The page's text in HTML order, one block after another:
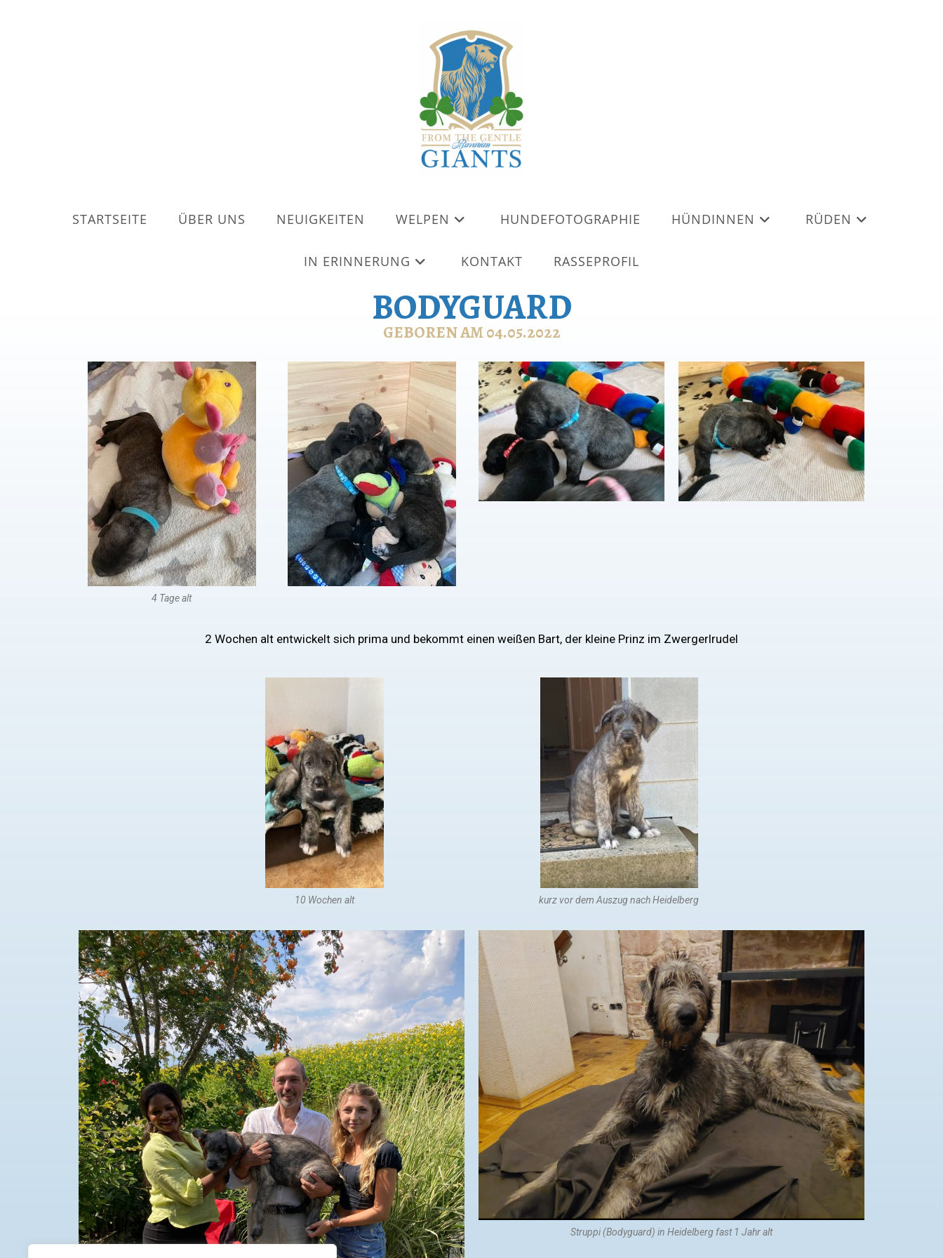
STARTSEITE ÜBER UNS NEUIGKEITEN WELPEN HUNDEFOTOGRAPHIE HÜNDINNEN RÜDEN
IN ERINNERUNG KONTAKT RASSEPROFIL
BODYGUARD
GEBOREN AM 04.05.2022
4 Tage alt
2 Wochen alt entwickelt sich prima und bekommt einen weißen Bart, der kleine Prinz im Zwergerlrudel
10 Wochen alt kurz vor dem Auszug nach Heidelberg
Struppi (Bodyguard) in Heidelberg fast 1 Jahr alt